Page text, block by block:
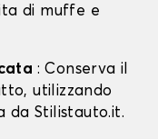
di muffe e
: Conserva il
utilizzando
da Stilistauto.it.